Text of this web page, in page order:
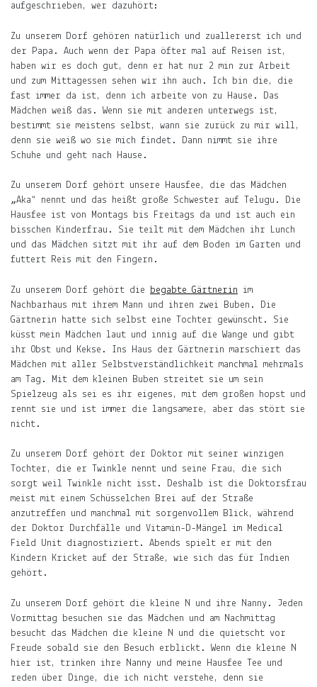
Notizen
über
Über
mit
Kind.
Leben
Indien
Mehr
erfährst
hier
aufgeschrieben, wer dazuhört:
Zu unserem Dorf gehören natürlich und zuallererst ich und
der Papa. Auch wenn der Papa öfter mal auf Reisen ist,
haben wir es doch gut, denn er hat nur 2 min zur Arbeit
und zum Mittagessen sehen wir ihn auch. Ich bin die, die
fast immer da ist, denn ich arbeite von zu Hause. Das
Mädchen weiß das. Wenn sie mit anderen unterwegs ist,
bestimmt sie meistens selbst, wann sie zurück zu mir will,
denn sie weiß wo sie mich findet. Dann nimmt sie ihre
Schuhe und geht nach Hause.
Zu unserem Dorf gehört unsere Hausfee, die das Mädchen
„Aka“ nennt und das heißt große Schwester auf Telugu. Die
Hausfee ist von Montags bis Freitags da und ist auch ein
bisschen Kinderfrau. Sie teilt mit dem Mädchen ihr Lunch
und das Mädchen sitzt mit ihr auf dem Boden im Garten und
futtert Reis mit den Fingern.
Zu unserem Dorf gehört die begabte Gärtnerin im
Nachbarhaus mit ihrem Mann und ihren zwei Buben. Die
Gärtnerin hatte sich selbst eine Tochter gewünscht. Sie
küsst mein Mädchen laut und innig auf die Wange und gibt
ihr Obst und Kekse. Ins Haus der Gärtnerin marschiert das
Mädchen mit aller Selbstverständlichkeit manchmal mehrmals
am Tag. Mit dem kleinen Buben streitet sie um sein
Spielzeug als sei es ihr eigenes, mit dem großen hopst und
rennt sie und ist immer die langsamere, aber das stört sie
nicht.
Zu unserem Dorf gehört der Doktor mit seiner winzigen
Tochter, die er Twinkle nennt und seine Frau, die sich
sorgt weil Twinkle nicht isst. Deshalb ist die Doktorsfrau
meist mit einem Schüsselchen Brei auf der Straße
anzutreffen und manchmal mit sorgenvollem Blick, während
der Doktor Durchfälle und Vitamin-D-Mängel im Medical
Field Unit diagnostiziert. Abends spielt er mit den
Kindern Kricket auf der Straße, wie sich das für Indien
gehört.
Zu unserem Dorf gehört die kleine N und ihre Nanny. Jeden
Vormittag besuchen sie das Mädchen und am Nachmittag
besucht das Mädchen die kleine N und die quietscht vor
Freude sobald sie den Besuch erblickt. Wenn die kleine N
hier ist, trinken ihre Nanny und meine Hausfee Tee und
reden über Dinge, die ich nicht verstehe, denn sie